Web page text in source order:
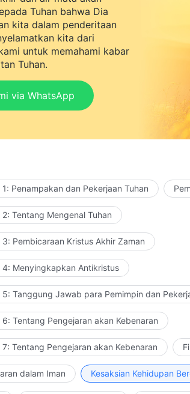
Tuhan bahwa Dia
kita dalam penderitaan
kita dari
untuk memahami kabar
Tuhan.
via WhatsApp
Penampakan dan Pekerjaan Tuhan
Tentang Mengenal Tuhan
Pembicaraan Kristus Akhir Zaman
Menyingkapkan Antikristus
Tanggung Jawab para Pemimpin dan
Tentang Pengejaran akan Kebenaran
Tentang Pengejaran akan Kebenaran
dalam Iman Kesaksian Kehidupan